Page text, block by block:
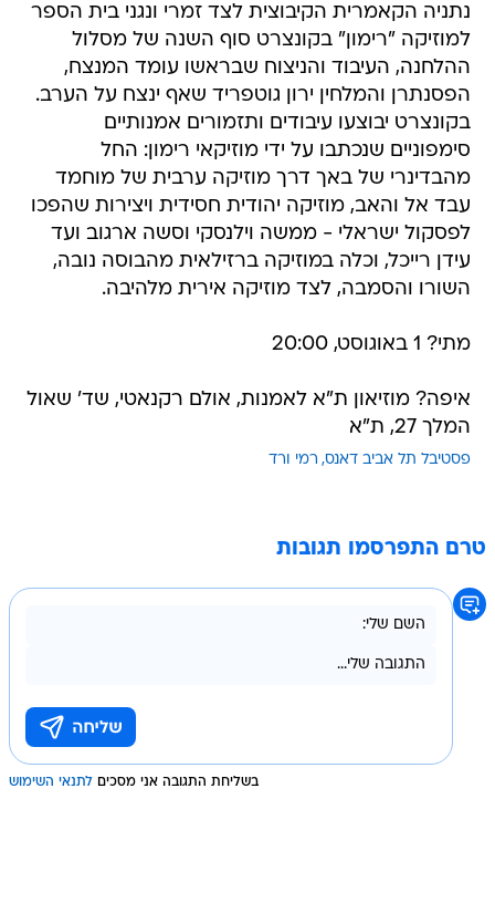
נתניה הקאמרית הקיבוצית לצד זמרי ונגני בית הספר
למוזיקה "רימון" בקונצרט סוף השנה של מסלול
ההלחנה, העיבוד והניצוח שבראשו עומד המנצח,
הפסנתרן והמלחין ירון גוטפריד שאף ינצח על הערב.
בקונצרט יבוצעו עיבודים ותזמורים אמנותיים
סימפוניים שנכתבו על ידי מוזיקאי רימון: החל
מהבדינרי של באך דרך מוזיקה ערבית של מוחמד
עבד אל והאב, מוזיקה יהודית חסידית ויצירות שהפכו
לפסקול ישראלי - ממשה וילנסקי וסשה ארגוב ועד
עידן רייכל, וכלה במוזיקה ברזילאית מהבוסה נובה,
השורו והסמבה, לצד מוזיקה אירית מלהיבה.
מתי? 1 באוגוסט, 20:00
איפה? מוזיאון ת"א לאמנות, אולם רקנאטי, שד' שאול
המלך 27, ת"א
פסטיבל תל אביב דאנס רמי ורד
טרם התפרסמו תגובות
בשליחת התגובה אני מסכים לתנאי השימוש